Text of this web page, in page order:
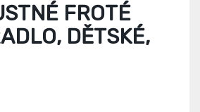
FROTÉ
DĚTSKÉ,